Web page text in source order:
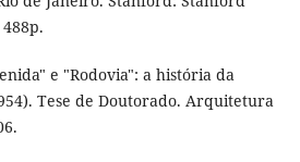
e "Rodovia": a história da
Tese de Doutorado. Arquitetura